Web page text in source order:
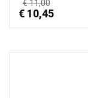
€ 11,00
€ 10,45